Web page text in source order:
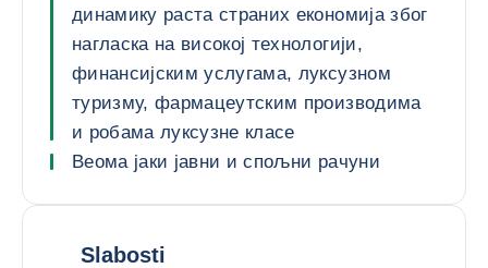
динамику раста страних економија због
нагласка на високој технологији,
финансијским услугама, луксузном
туризму, фармацеутским производима
и робама луксузне класе
Веома јаки јавни и спољни рачуни
Slabosti